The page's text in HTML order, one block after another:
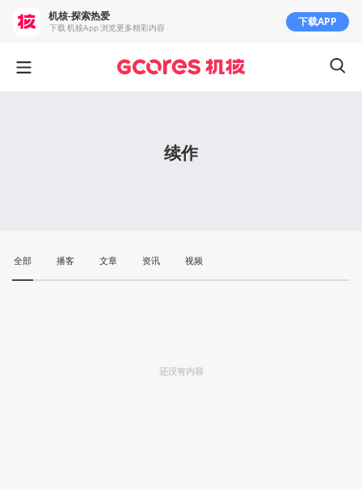
续作
全部 播客 文章 资讯 视频
还没有内容
机核-探索热爱
下载 机核App 浏览更多精彩内容 下载APP